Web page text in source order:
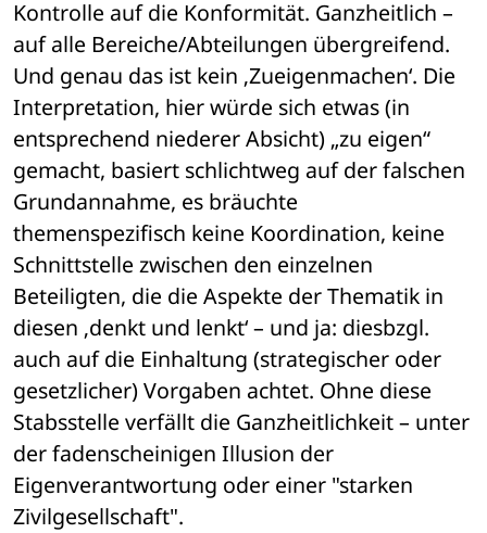
Kontrolle auf die Konformität. Ganzheitlich –
auf alle Bereiche/Abteilungen übergreifend.
Und genau das ist kein ‚Zueigenmachen‘. Die
Interpretation, hier würde sich etwas (in
entsprechend niederer Absicht) „zu eigen“
gemacht, basiert schlichtweg auf der falschen
Grundannahme, es bräuchte
themenspezifisch keine Koordination, keine
Schnittstelle zwischen den einzelnen
Beteiligten, die die Aspekte der Thematik in
diesen ‚denkt und lenkt‘ – und ja: diesbzgl.
auch auf die Einhaltung (strategischer oder
gesetzlicher) Vorgaben achtet. Ohne diese
Stabsstelle verfällt die Ganzheitlichkeit – unter
der fadenscheinigen Illusion der
Eigenverantwortung oder einer "starken
Zivilgesellschaft".